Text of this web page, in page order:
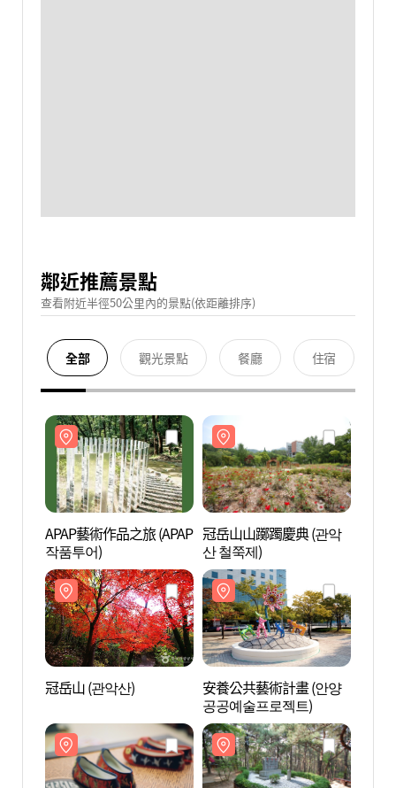
鄰近推薦景點
查看附近半徑50公里內的景點(依距離排序)
全部 觀光景點 餐廳 住宿
APAP藝術作品之旅 (APAP
작품투어)
冠岳山山躑躅慶典 (관악
산 철쭉제)
冠岳山 (관악산)
安養公共藝術計畫 (안양
공공예술프로젝트)